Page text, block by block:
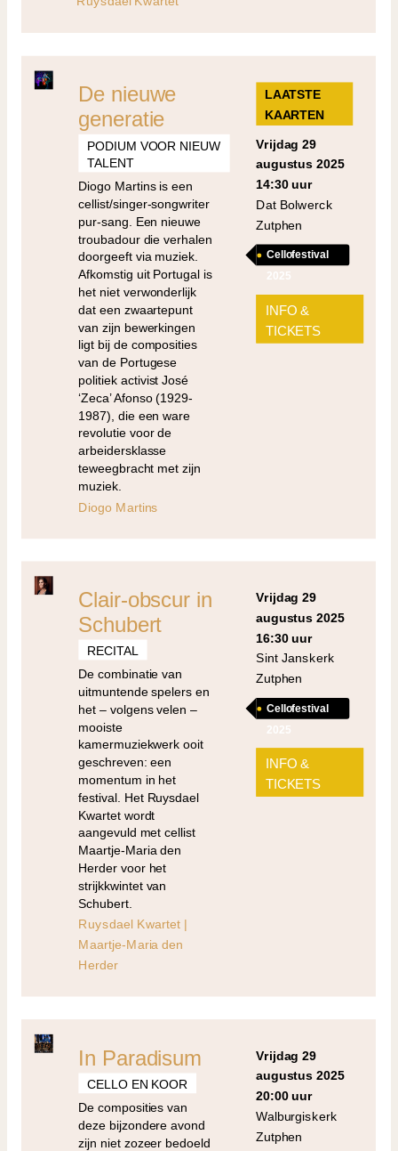
De nieuwe
generatie
PODIUM VOOR NIEUW
TALENT
Diogo Martins is een
cellist/singer-songwriter
pur-sang. Een nieuwe
troubadour die verhalen
doorgeeft via muziek.
Afkomstig uit Portugal is
het niet verwonderlijk
dat een zwaartepunt
van zijn bewerkingen
ligt bij de composities
van de Portugese
politiek activist José
‘Zeca’ Afonso (1929-
1987), die een ware
revolutie voor de
arbeidersklasse
teweegbracht met zijn
muziek.
Diogo Martins
LAATSTE
KAARTEN
vrijdag 29
augustus 2025
14:30 uur
Dat Bolwerck
Zutphen
Cellofestival
2025
INFO &
TICKETS
Clair-obscur in
Schubert
RECITAL
De combinatie van
uitmuntende spelers en
het – volgens velen –
mooiste
kamermuziekwerk ooit
geschreven: een
momentum in het
festival. Het Ruysdael
Kwartet wordt
aangevuld met cellist
Maartje-Maria den
Herder voor het
strijkkwintet van
Schubert.
Ruysdael Kwartet |
Maartje-Maria den
Herder
vrijdag 29
augustus 2025
16:30 uur
Sint Janskerk
Zutphen
Cellofestival
2025
INFO &
TICKETS
In Paradisum
CELLO EN KOOR
De composities van
deze bijzondere avond
zijn niet zozeer bedoeld
vrijdag 29
augustus 2025
20:00 uur
Walburgiskerk
Zutphen